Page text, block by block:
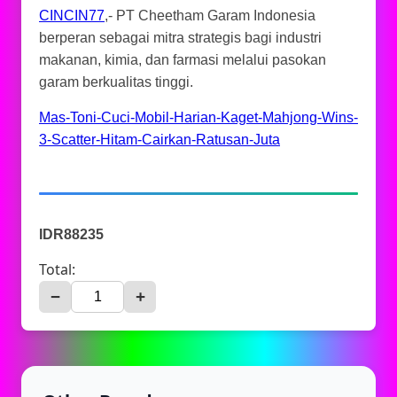
CINCIN77,- PT Cheetham Garam Indonesia
berperan sebagai mitra strategis bagi industri
makanan, kimia, dan farmasi melalui pasokan
garam berkualitas tinggi.
Mas-Toni-Cuci-Mobil-Harian-Kaget-Mahjong-Wins-
3-Scatter-Hitam-Cairkan-Ratusan-Juta
IDR88235
Total:
− +